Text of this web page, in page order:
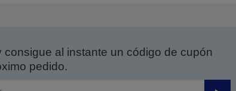
al instante un código de cupón
pedido.